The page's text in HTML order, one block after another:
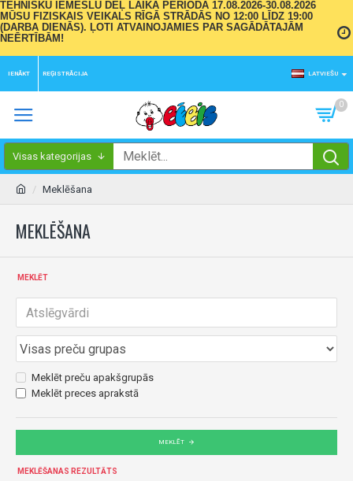
TEHNISKU IEMESLU DĒĻ LAIKA PERIODĀ 17.08.2026-30.08.2026
MŪSU FIZISKAIS VEIKALS RĪGĀ STRĀDĀS NO 12:00 LĪDZ 19:00
(DARBA DIENĀS). ĻOTI ATVAINOJAMIES PAR SAGĀDĀTAJĀM
NEĒRTĪBĀM!
IENĀKT REĢISTRĀCIJA LATVIEŠU
0
Visas kategorijas
Meklēšana
MEKLĒŠANA
MEKLĒT
Meklēt preču apakšgrupās
Meklēt preces aprakstā
MEKLĒT
MEKLĒŠANAS REZULTĀTS